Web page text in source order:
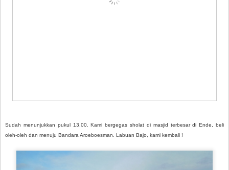
Sudah menunjukkan pukul 13.00. Kami bergegas sholat di masjid terbesar di Ende, beli
oleh-oleh dan menuju Bandara Aroeboesman. Labuan Bajo, kami kembali !